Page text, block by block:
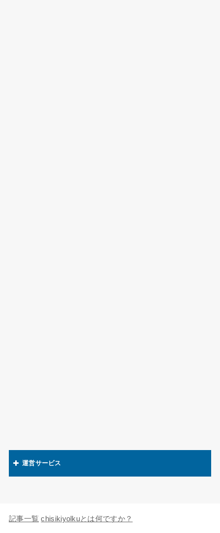
運営サービス
キャラの知識欲
記事一覧 chisikiyolkuとは何ですか？